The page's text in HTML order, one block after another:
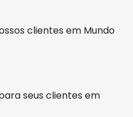
clientes em Mundo
seus clientes em